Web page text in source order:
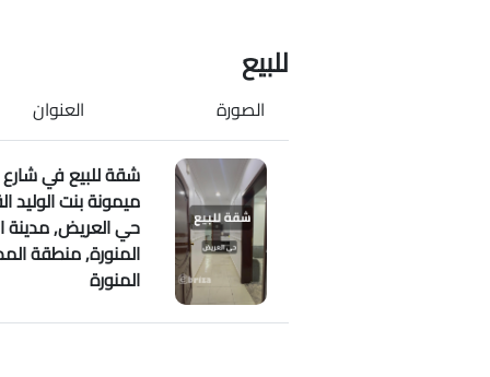
للبيع
الصورة
العنوان
شقة للبيع في شارع
ميمونة بنت الوليد
حي العريض, مدينة
المنورة, منطقة
المنورة